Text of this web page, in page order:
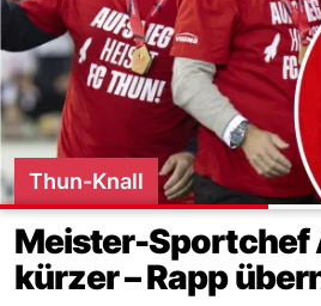
Thun-Knall
Meister-Sportchef
kürzer – Rapp